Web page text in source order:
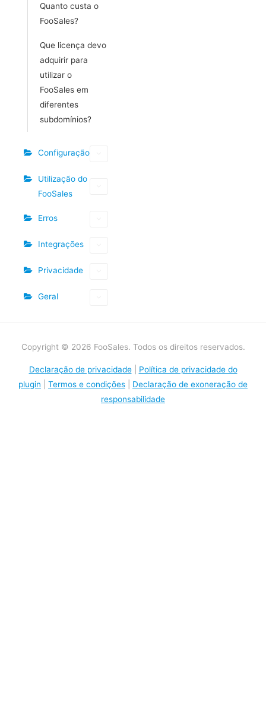
Quanto custa o
FooSales?
Que licença devo
adquirir para
utilizar o
FooSales em
diferentes
subdomínios?
Configuração
Utilização do
FooSales
Erros
Integrações
Privacidade
Geral
Copyright © 2026 FooSales. Todos os direitos reservados.
Declaração de privacidade| Política de privacidade do
plugin
Termos e condições
Declaração de exoneração de
responsabilidade